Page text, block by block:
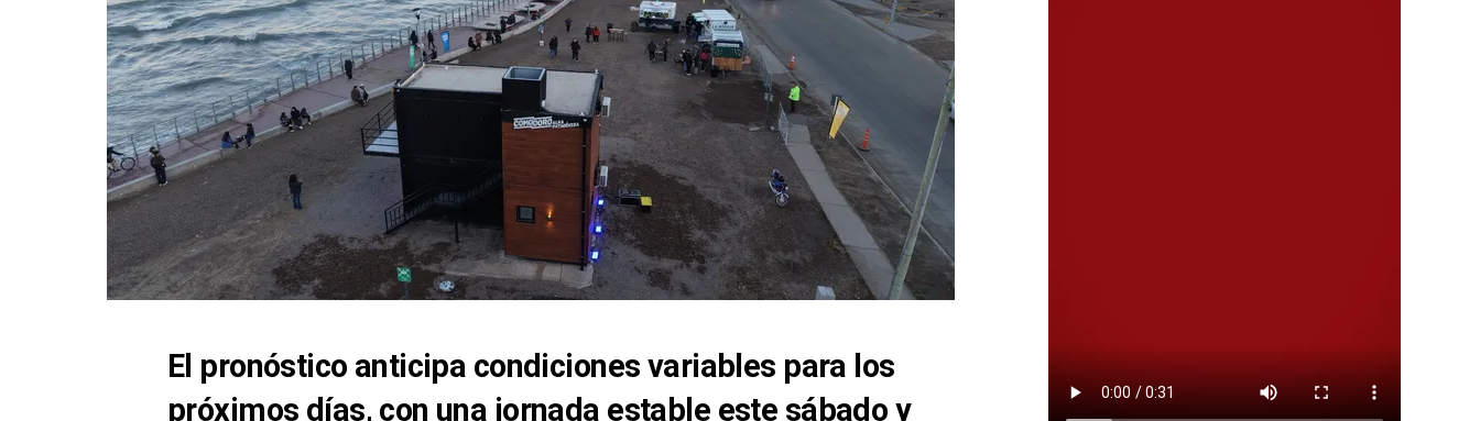
El pronóstico anticipa condiciones variables para los
próximos días, con una jornada estable este sábado y